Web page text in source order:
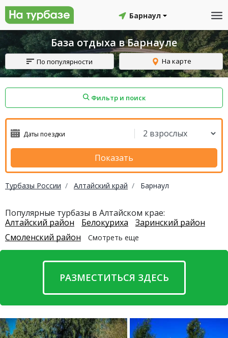
Барнаул
База отдыха в Барнауле
По популярности На карте
Фильтр и поиск
Показать
Турбазы России Алтайский край Барнаул
Популярные турбазы в Алтайском крае:
Алтайский район
Белокуриха
Заринский район
Смоленский район
Смотреть еще
РАЗМЕСТИТЬСЯ ЗДЕСЬ
Смоленский район Топчихинский район
Красноборский район
Онежский район
Северодвинск Устьянский район